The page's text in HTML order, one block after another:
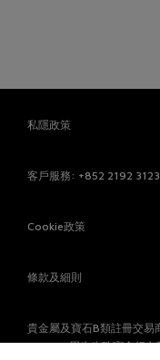
私隱政策
客戶服務: +852 2192 3123
Cookie政策
條款及細則
貴金屬及寶石B類註冊交
© 2026 周生生珠寶金行有